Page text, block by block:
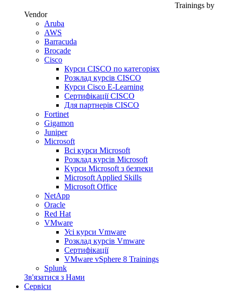
Trainings by
Vendor
Aruba
AWS
Barracuda
Brocade
Cisco
Курси CISCO по категоріях
Розклад курсів CISCO
Курси Cisco E-Learning
Сертифікації CISCO
Для партнерів CISCO
Fortinet
Gigamon
Juniper
Microsoft
Всі курси Microsoft
Розклад курсів Microsoft
Kyрси Microsoft з безпеки
Microsoft Applied Skills
Microsoft Office
NetApp
Oracle
Red Hat
VMware
Усі курси Vmware
Розклад курсів Vmware
Сертифікації
VMware vSphere 8 Trainings
Splunk
Зв'язатися з Нами
Сервіси